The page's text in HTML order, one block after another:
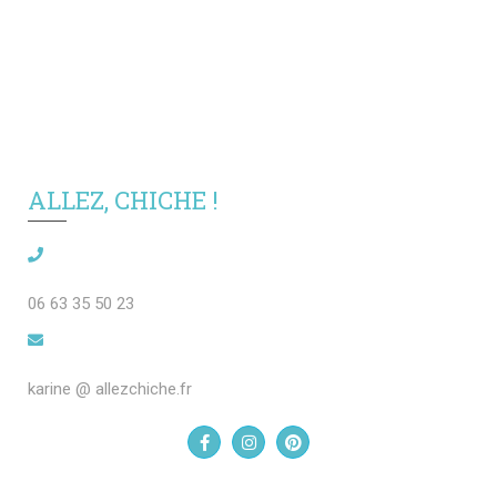
ALLEZ, CHICHE !
06 63 35 50 23
karine @ allezchiche.fr